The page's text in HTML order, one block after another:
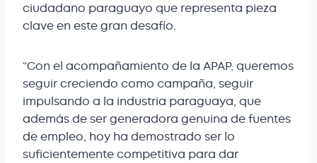
ciudadano paraguayo que representa pieza
clave en este gran desafío.
“Con el acompañamiento de la APAP, queremos
seguir creciendo como campaña, seguir
impulsando a la industria paraguaya, que
además de ser generadora genuina de fuentes
de empleo, hoy ha demostrado ser lo
suficientemente competitiva para dar